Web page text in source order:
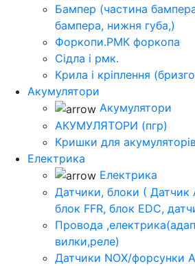
Бампер (частина
бампера, нижня губа,)
Форкопи.РМК форкопа
Сідла і рмк.
Крила і кріплення
Акумулятори
Акумулятори
АКУМУЛЯТОРИ (пгр)
Кришки для
Електрика
Електрика
Датчики, блоки ( Датчик
блок FFR, блок EDC,
Провода
вилки,реле)
Датчики NOX/форсунки